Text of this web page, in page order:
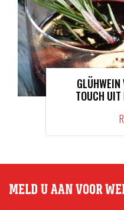
GLÜHWEIN
TOUCH UIT
MELD U AAN VOOR